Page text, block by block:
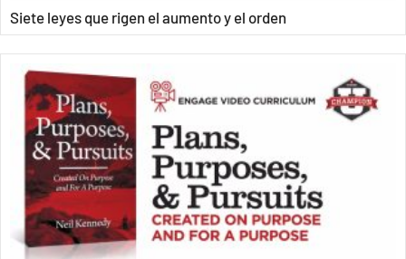
Siete leyes que rigen el aumento y el orden